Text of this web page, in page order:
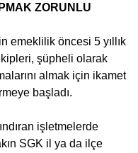
ZORUNLU
emeklilik öncesi 5 yıllık
şüpheli olarak
almak için ikamet
başladı.
işletmelerde
SGK il ya da ilçe